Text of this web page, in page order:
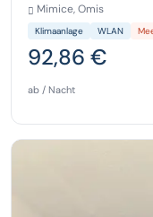
Mimice, Omis
Klimaanlage WLAN
92,86 €
ab / Nacht